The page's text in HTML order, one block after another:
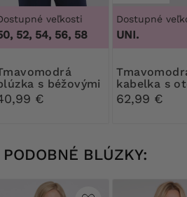
veľkosti
52, 54, 56, 58
s béžovými
zlatými bodkami
€
Dostupné
UNI.
Tmavomodrá
kabelka s
zapínaním
62,99 €
PODOBNÉ BLÚZKY: